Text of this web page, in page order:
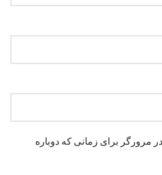
مرورگر برای زمانی که دوباره